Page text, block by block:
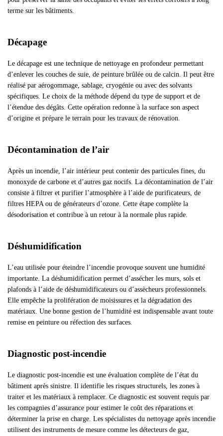
terme sur les bâtiments.
Décapage
Le décapage est une technique de nettoyage en profondeur permettant
d’enlever les couches de suie, de peinture brûlée ou de calcin. Il peut être
réalisé par aérogommage, sablage, cryogénie ou avec des solvants
spécifiques. Le choix de la méthode dépend du type de support et de
l’étendue des dégâts. Cette opération redonne à la surface son aspect
d’origine et prépare le terrain pour les travaux de rénovation.
Décontamination de l’air
Après un incendie, l’air intérieur peut contenir des particules fines, du
monoxyde de carbone et d’autres gaz nocifs. La décontamination de l’air
consiste à filtrer et purifier l’atmosphère à l’aide de purificateurs, de
filtres HEPA ou de générateurs d’ozone. Cette étape complète la
désodorisation et contribue à un retour à la normale plus rapide.
Déshumidification
L’eau utilisée pour éteindre l’incendie provoque souvent une humidité
importante. La déshumidification permet d’assécher les murs, sols et
plafonds à l’aide de déshumidificateurs ou d’assècheurs professionnels.
Elle empêche la prolifération de moisissures et la dégradation des
matériaux. Une bonne gestion de l’humidité est indispensable avant toute
remise en peinture ou réfection des surfaces.
Diagnostic post-incendie
Le diagnostic post-incendie est une évaluation complète de l’état du
bâtiment après sinistre. Il identifie les risques structurels, les zones à
traiter et les matériaux à remplacer. Ce diagnostic est souvent requis par
les compagnies d’assurance pour estimer le coût des réparations et
déterminer la prise en charge. Les spécialistes du nettoyage après incendie
utilisent des instruments de mesure comme les détecteurs de gaz,